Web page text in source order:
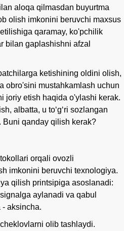
aloqa qilmasdan buyurtma
olish imkonini beruvchi maxsus
qaramay, ko'pchilik
bilan gaplashishni afzal
ketishining oldini olish,
obro'sini mustahkamlash uchun
joriy etish haqida o'ylashi kerak.
albatta, u to‘g‘ri sozlangan
Buni qanday qilish kerak?
orqali ovozli
imkonini beruvchi texnologiya.
qilish printsipiga asoslanadi:
aylanadi va qabul
aksincha.
olib tashlaydi.